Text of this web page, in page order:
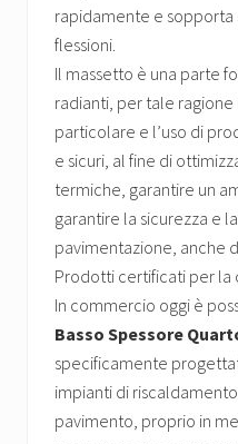
rapidamente e sopporta
flessioni.
Il massetto è una parte
radianti, per tale
particolare e l’uso di
e sicuri, al fine di
termiche, garantire un
garantire la sicurezza e
pavimentazione, anche
Prodotti certificati per la
In commercio oggi è
Basso Spessore
specificamente
impianti di
pavimento, proprio in